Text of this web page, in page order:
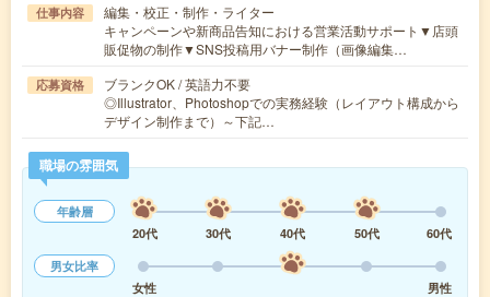
仕事内容
編集・校正・制作・ライター
キャンペーンや新商品告知における営業活動サポート▼店頭
販促物の制作▼SNS投稿用バナー制作（画像編集…
応募資格
ブランクOK / 英語力不要
◎Illustrator、Photoshopでの実務経験（レイアウト構成から
デザイン制作まで）～下記…
職場の雰囲気
年齢層
20代
30代 40代 50代
60代
男女比率
女性
男性